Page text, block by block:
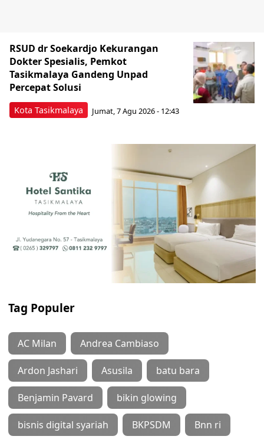
Kota Tasikmalaya
RSUD dr Soekardjo Kekurangan
Dokter Spesialis, Pemkot
Tasikmalaya Gandeng Unpad
Percepat Solusi
Jumat, 7 Agu 2026 - 12:43
Tag Populer
AC Milan Andrea Cambiaso
Ardon Jashari Asusila batu bara
Benjamin Pavard bikin glowing
bisnis digital syariah BKPSDM Bnn ri